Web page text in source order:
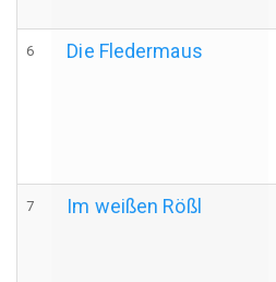
6 Die Fledermaus
7 Im weißen Rößl